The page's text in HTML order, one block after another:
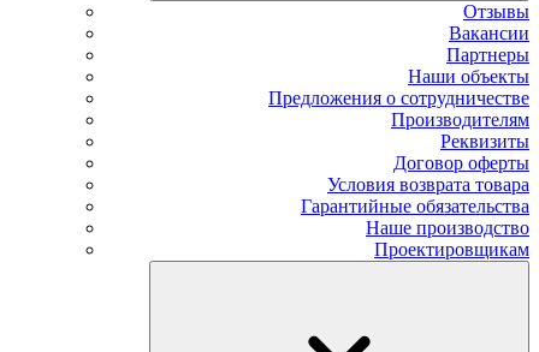
Отзывы
Вакансии
Партнеры
Наши объекты
Предложения о сотрудничестве
Производителям
Реквизиты
Договор оферты
Условия возврата товара
Гарантийные обязательства
Наше производство
Проектировщикам